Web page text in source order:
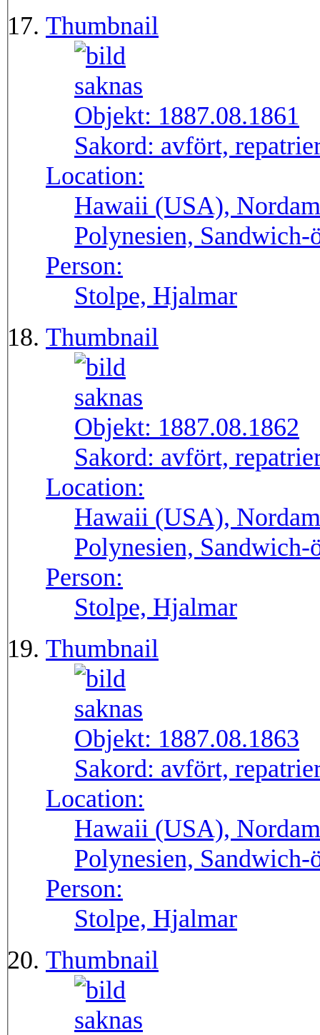
Thumbnail
Objekt: 1887.08.1861
Sakord: avfört,
Location:
Hawaii (USA),
Polynesien, Sandwich-
Person:
Stolpe, Hjalmar
Thumbnail
Objekt: 1887.08.1862
Sakord: avfört,
Location:
Hawaii (USA),
Polynesien, Sandwich-
Person:
Stolpe, Hjalmar
Thumbnail
Objekt: 1887.08.1863
Sakord: avfört,
Location:
Hawaii (USA),
Polynesien, Sandwich-
Person:
Stolpe, Hjalmar
Thumbnail